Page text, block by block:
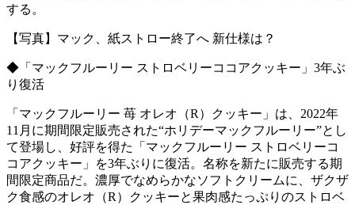
する。
【写真】マック、紙ストロー終了へ 新仕様は？
◆「マックフルーリー ストロベリーココアクッキー」3年ぶ
り復活
「マックフルーリー 苺 オレオ（R）クッキー」は、2022年
11月に期間限定販売された“ホリデーマックフルーリー”とし
て登場し、好評を得た「マックフルーリー ストロベリーコ
コアクッキー」を3年ぶりに復活。名称を新たに販売する期
間限定商品だ。濃厚でなめらかなソフトクリームに、ザクザ
ク食感のオレオ（R）クッキーと果肉感たっぷりのストロベ